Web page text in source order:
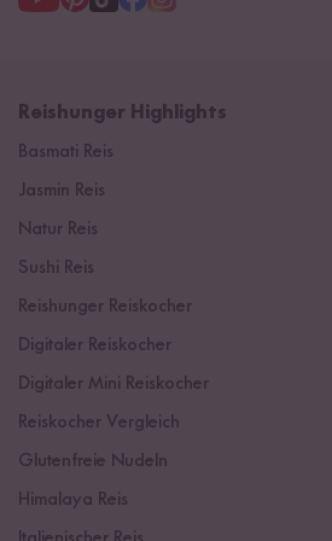
Reishunger Highlights
Basmati Reis
Jasmin Reis
Natur Reis
Sushi Reis
Reishunger Reiskocher
Digitaler Reiskocher
Digitaler Mini Reiskocher
Reiskocher Vergleich
Glutenfreie Nudeln
Himalaya Reis